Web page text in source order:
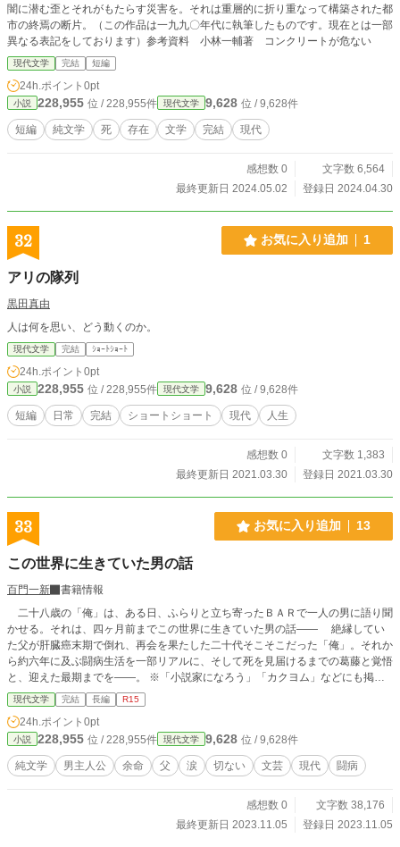
闇に潜む歪とそれがもたらす災害を。それは重層的に折り重なって構築された都
市の終焉の断片。（この作品は一九九〇年代に執筆したものです。現在とは一部
異なる表記をしております）参考資料 小林一輔著 コンクリートが危ない
現代文学 完結 短編
24h.ポイント 0pt
小説 228,955 位 / 228,955件 現代文学 9,628 位 / 9,628件
短編 純文学 死 存在 文学 完結 現代
感想数 0
文字数 6,564
最終更新日 2024.05.02
登録日 2024.04.30
32 お気に入り追加 1
アリの隊列
黒田真由
人は何を思い、どう動くのか。
現代文学 完結 ｼｮｰﾄｼｮｰﾄ
24h.ポイント 0pt
小説 228,955 位 / 228,955件 現代文学 9,628 位 / 9,628件
短編 日常 完結 ショートショート 現代 人生
感想数 0
文字数 1,383
最終更新日 2021.03.30
登録日 2021.03.30
33 お気に入り追加 13
この世界に生きていた男の話
百門一新
書籍情報
二十八歳の「俺」は、ある日、ふらりと立ち寄ったＢＡＲで一人の男に語り聞
かせる。それは、四ヶ月前までこの世界に生きていた男の話―― 絶縁してい
た父が肝臓癌末期で倒れ、再会を果たした二十代そこそこだった「俺」。それか
ら約六年に及ぶ闘病生活を一部リアルに、そして死を見届けるまでの葛藤と覚悟
と、迎えた最期までを――。 ※「小説家になろう」「カクヨム」などにも掲載
しています。
現代文学 完結 長編 R15
24h.ポイント 0pt
小説 228,955 位 / 228,955件 現代文学 9,628 位 / 9,628件
純文学 男主人公 余命 父 涙 切ない 文芸 現代 闘病
感想数 0
文字数 38,176
最終更新日 2023.11.05
登録日 2023.11.05